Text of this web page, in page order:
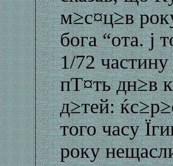
м≥с¤ц≥в
бога “ота. ј
1/72
пТ¤ть дн≥в
д≥тей:
того часу
року